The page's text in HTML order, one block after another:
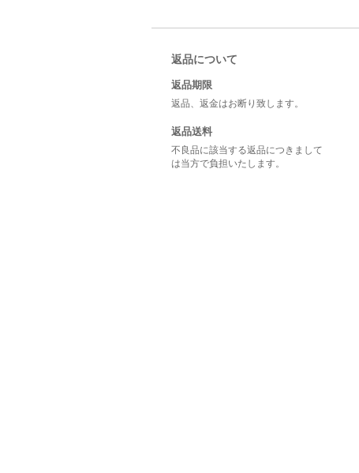
返品について
返品期限
返品、返金はお断り致します。
返品送料
不良品に該当する返品につきまして
は当方で負担いたします。